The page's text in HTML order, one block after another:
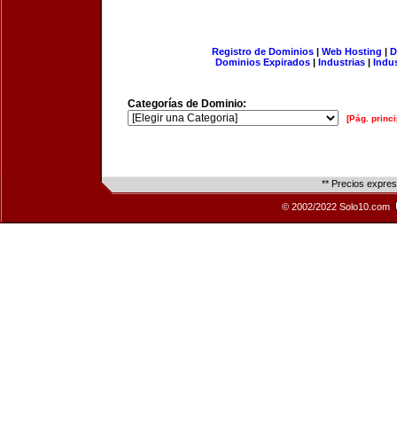
Registro de Dominios| Web Hosting |
Dominios Expirados | Industrias |
Categorías de Dominio:
[Pág.
** Precios
© 2002/2022 Solo10.com